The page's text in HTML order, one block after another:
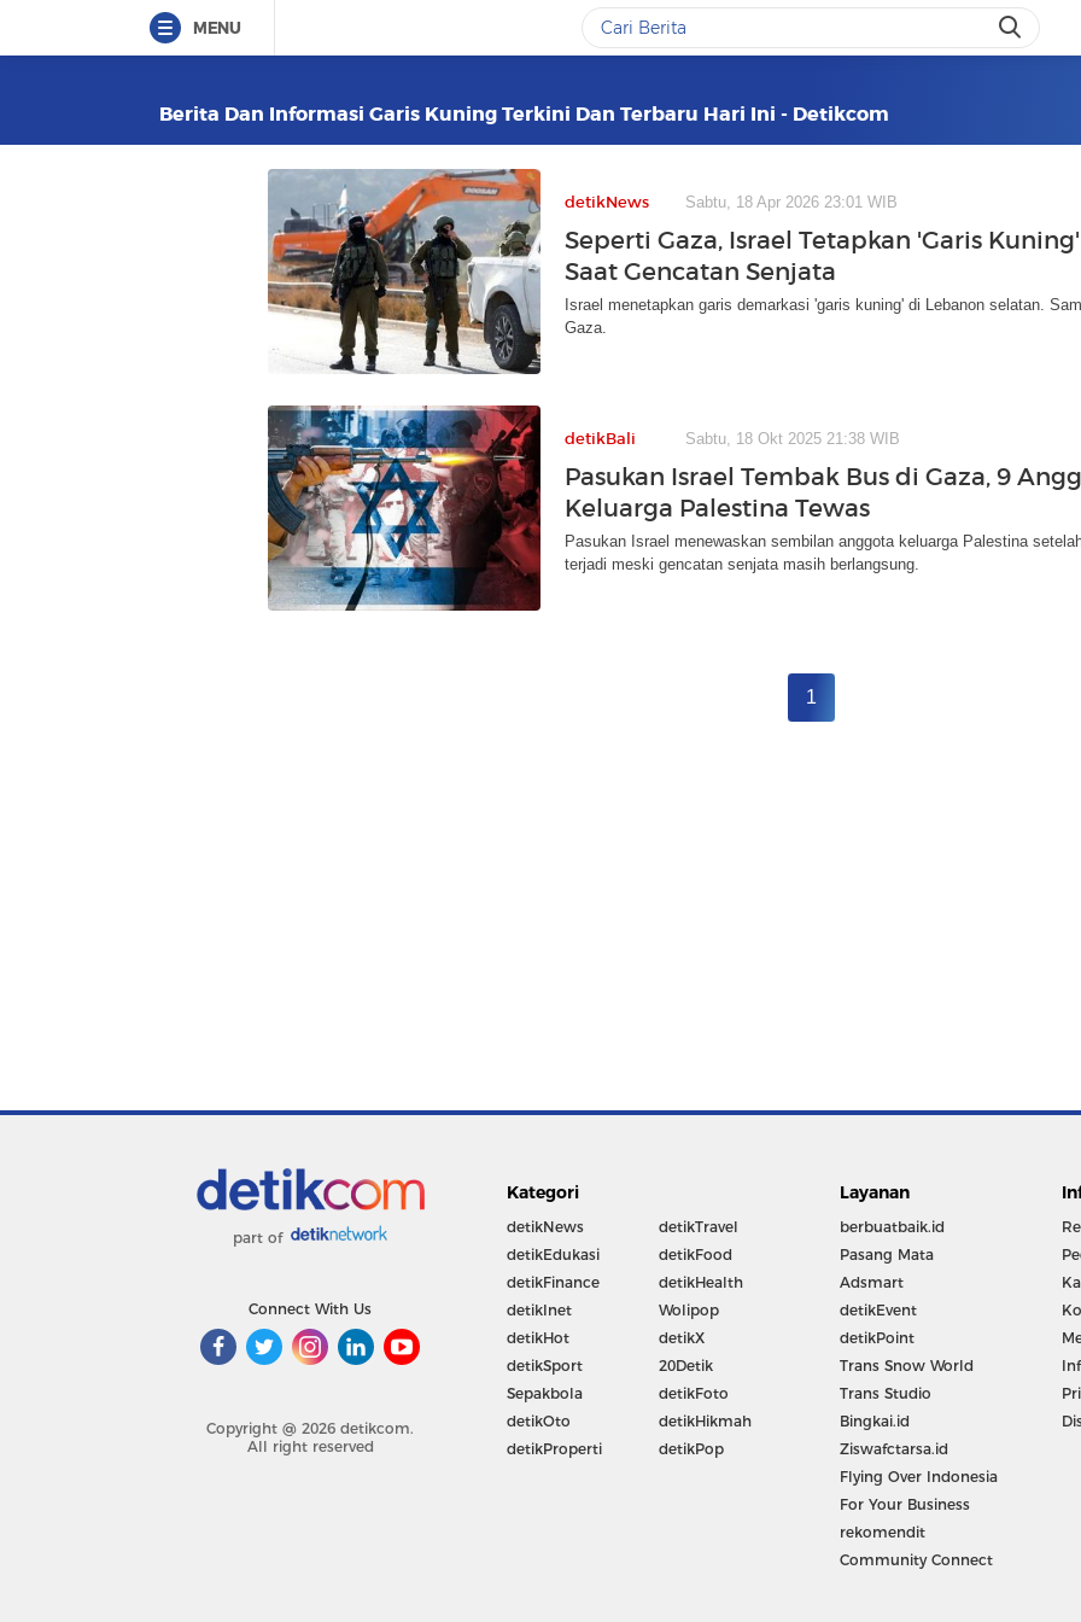
MENU
Berita Dan Informasi Garis Kuning Terkini Dan Terbaru Hari Ini - Detikcom
detikNews Sabtu, 18 Apr 2026 23:01 WIB
Seperti Gaza, Israel Tetapkan 'Garis
Saat Gencatan Senjata
Israel menetapkan garis demarkasi 'garis kuning' di Lebanon selatan.
Gaza.
detikBali Sabtu, 18 Okt 2025 21:38 WIB
Pasukan Israel Tembak Bus di Gaza, 9
Keluarga Palestina Tewas
Pasukan Israel menewaskan sembilan anggota keluarga Palestina
terjadi meski gencatan senjata masih berlangsung.
1
part of
Connect With Us
Copyright @ 2026 detikcom.
All right reserved
Kategori
detikNews
detikEdukasi
detikFinance
detikInet
detikHot
detikSport
Sepakbola
detikOto
detikProperti
detikTravel
detikFood
detikHealth
Wolipop
detikX
20Detik
detikFoto
detikHikmah
detikPop
Layanan
berbuatbaik.id
Pasang Mata
Adsmart
detikEvent
detikPoint
Trans Snow World
Trans Studio
Bingkai.id
Ziswafctarsa.id
Flying Over Indonesia
For Your Business
rekomendit
Community Connect